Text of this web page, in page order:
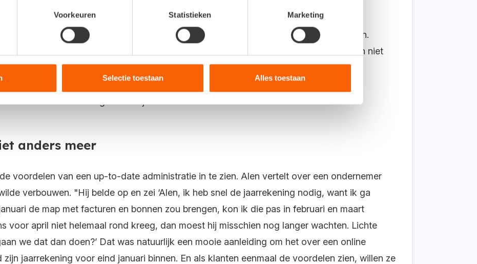
Voorkeuren Statistieken Marketing
Selectie toestaan Alles toestaan
hij zo’n administratie bijwerkte, waren ze overtuigd van de efficiëntie.
goed in de gaten. "Daar hebben niet alleen wij, maar ook ondernemers profijt van.
bonnetjes in Snelstart Web, in combinatie met een scan en herken functie. En ik kon niet
voor inkopen aan mijn collega’s te laten zien. Dat scheelt zoveel tijd!"
Laat zien hoe snel en gemakkelijk het werkt.
anders meer
voordelen van een up-to-date administratie in te zien. Alen vertelt over een ondernemer
verbouwen. "Hij belde op en zei ‘Alen, ik heb snel de jaarrekening nodig, want ik ga
de map met facturen en bonnen zou brengen, kon ik die pas in februari en maart
voor april niet helemaal rond kreeg, dan moest hij misschien nog langer wachten. Lichte
we dat dan doen?’ Dat was natuurlijk een mooie aanleiding om het over een online
jaarrekening voor eind januari binnen. En als klanten eenmaal de voordelen zien, willen ze